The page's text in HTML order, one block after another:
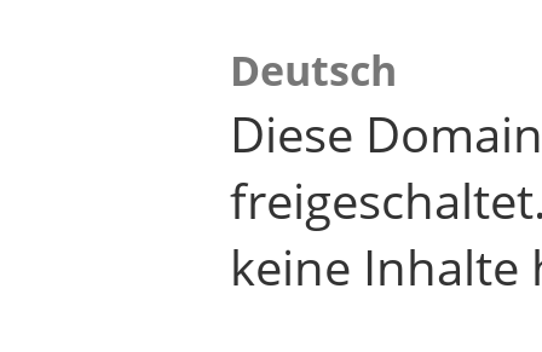
Deutsch
Diese
keine Inhalte